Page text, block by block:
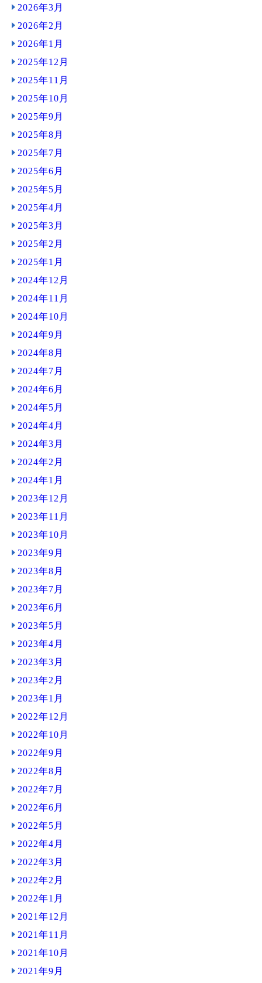
2026年3月
2026年2月
2026年1月
2025年12月
2025年11月
2025年10月
2025年9月
2025年8月
2025年7月
2025年6月
2025年5月
2025年4月
2025年3月
2025年2月
2025年1月
2024年12月
2024年11月
2024年10月
2024年9月
2024年8月
2024年7月
2024年6月
2024年5月
2024年4月
2024年3月
2024年2月
2024年1月
2023年12月
2023年11月
2023年10月
2023年9月
2023年8月
2023年7月
2023年6月
2023年5月
2023年4月
2023年3月
2023年2月
2023年1月
2022年12月
2022年10月
2022年9月
2022年8月
2022年7月
2022年6月
2022年5月
2022年4月
2022年3月
2022年2月
2022年1月
2021年12月
2021年11月
2021年10月
2021年9月